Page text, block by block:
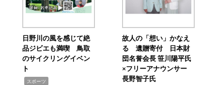
日野川の風を感じて絶
品ジビエも満喫 鳥取
のサイクリングイベン
ト
スポーツ
故人の「想い」かなえ
る 遺贈寄付 日本財
団名誉会長 笹川陽平氏
×フリーアナウンサー
長野智子氏